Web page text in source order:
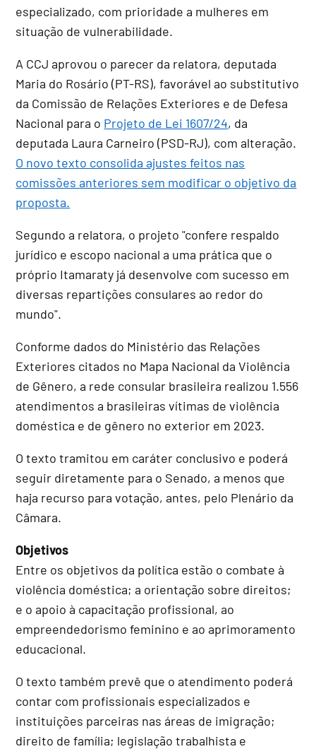
especializado, com prioridade a mulheres em
situação de vulnerabilidade.
A CCJ aprovou o parecer da relatora, deputada
Maria do Rosário (PT-RS), favorável ao substitutivo
da Comissão de Relações Exteriores e de Defesa
Nacional para o Projeto de Lei 1607/24, da
deputada Laura Carneiro (PSD-RJ), com alteração.
O novo texto consolida ajustes feitos nas
comissões anteriores sem modificar o objetivo da
proposta.
Segundo a relatora, o projeto "confere respaldo
jurídico e escopo nacional a uma prática que o
próprio Itamaraty já desenvolve com sucesso em
diversas repartições consulares ao redor do
mundo".
Conforme dados do Ministério das Relações
Exteriores citados no Mapa Nacional da Violência
de Gênero, a rede consular brasileira realizou 1.556
atendimentos a brasileiras vítimas de violência
doméstica e de gênero no exterior em 2023.
O texto tramitou em caráter conclusivo e poderá
seguir diretamente para o Senado, a menos que
haja recurso para votação, antes, pelo Plenário da
Câmara.
Objetivos
Entre os objetivos da política estão o combate à
violência doméstica; a orientação sobre direitos;
e o apoio à capacitação profissional, ao
empreendedorismo feminino e ao aprimoramento
educacional.
O texto também prevê que o atendimento poderá
contar com profissionais especializados e
instituições parceiras nas áreas de imigração;
direito de família; legislação trabalhista e